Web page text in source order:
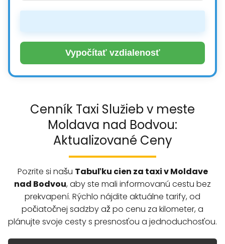
Vypočítať vzdialenosť
Cenník Taxi Služieb v meste
Moldava nad Bodvou:
Aktualizované Ceny
Pozrite si našu Tabuľku cien za taxi v Moldave
nad Bodvou, aby ste mali informovanú cestu bez
prekvapení. Rýchlo nájdite aktuálne tarify, od
počiatočnej sadzby až po cenu za kilometer, a
plánujte svoje cesty s presnosťou a jednoduchosťou.